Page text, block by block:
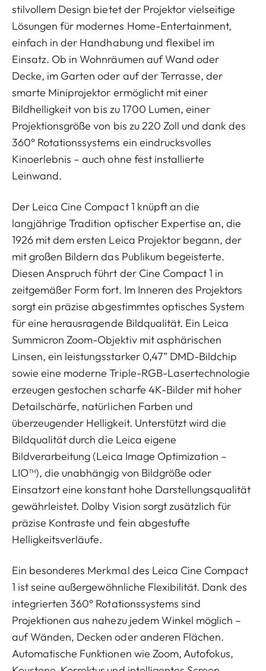
stilvollem Design bietet der Projektor vielseitige
Lösungen für modernes Home-Entertainment,
einfach in der Handhabung und flexibel im
Einsatz. Ob in Wohnräumen auf Wand oder
Decke, im Garten oder auf der Terrasse, der
smarte Miniprojektor ermöglicht mit einer
Bildhelligkeit von bis zu 1700 Lumen, einer
Projektionsgröße von bis zu 220 Zoll und dank des
360° Rotationssystems ein eindrucksvolles
Kinoerlebnis – auch ohne fest installierte
Leinwand.
Der Leica Cine Compact 1 knüpft an die
langjährige Tradition optischer Expertise an, die
1926 mit dem ersten Leica Projektor begann, der
mit großen Bildern das Publikum begeisterte.
Diesen Anspruch führt der Cine Compact 1 in
zeitgemäßer Form fort. Im Inneren des Projektors
sorgt ein präzise abgestimmtes optisches System
für eine herausragende Bildqualität. Ein Leica
Summicron Zoom-Objektiv mit asphärischen
Linsen, ein leistungsstarker 0,47” DMD-Bildchip
sowie eine moderne Triple-RGB-Lasertechnologie
erzeugen gestochen scharfe 4K-Bilder mit hoher
Detailschärfe, natürlichen Farben und
überzeugender Helligkeit. Unterstützt wird die
Bildqualität durch die Leica eigene
Bildverarbeitung (Leica Image Optimization –
LIO™), die unabhängig von Bildgröße oder
Einsatzort eine konstant hohe Darstellungsqualität
gewährleistet. Dolby Vision sorgt zusätzlich für
präzise Kontraste und fein abgestufte
Helligkeitsverläufe.
Ein besonderes Merkmal des Leica Cine Compact
1 ist seine außergewöhnliche Flexibilität. Dank des
integrierten 360° Rotationssystems sind
Projektionen aus nahezu jedem Winkel möglich –
auf Wänden, Decken oder anderen Flächen.
Automatische Funktionen wie Zoom, Autofokus,